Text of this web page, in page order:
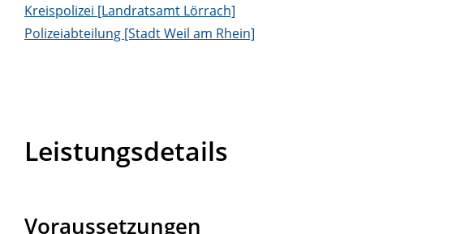
Kreispolizei [Landratsamt Lörrach]
Polizeiabteilung [Stadt Weil am Rhein]
Leistungsdetails
Voraussetzungen